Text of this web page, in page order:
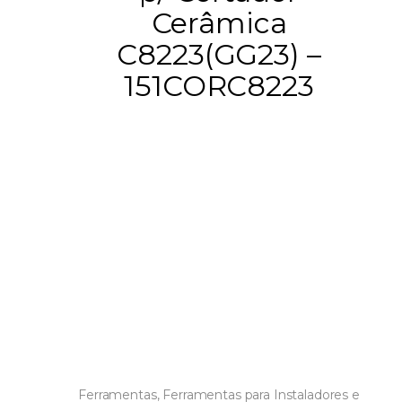
Cerâmica
C8223(GG23) –
151CORC8223
Ferramentas, Ferramentas para Instaladores e